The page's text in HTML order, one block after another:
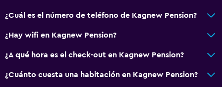
¿Cuál es el número de teléfono de Kagnew Pension?
¿Hay wifi en Kagnew Pension?
¿A qué hora es el check-out en Kagnew Pension?
¿Cuánto cuesta una habitación en Kagnew Pension?